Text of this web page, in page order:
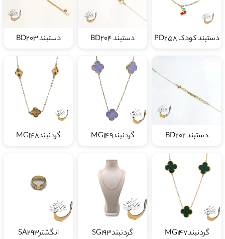
دستبند کودک PD258 دستبند BD204 دستبند BD203
دستبند BD202 گردنبندMG149 گردنبندMG148
گردنبندMG147 گردنبندSG193 انگشترSA293